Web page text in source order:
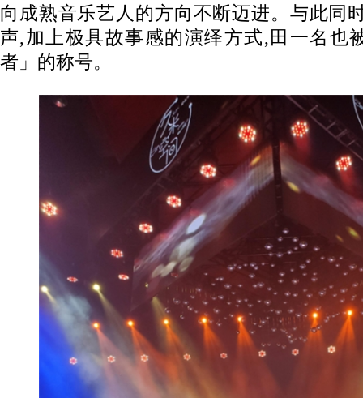
向成熟音乐艺人的方向不断迈进。与此同
声,加上极具故事感的演绎方式,田一名也
者」的称号。